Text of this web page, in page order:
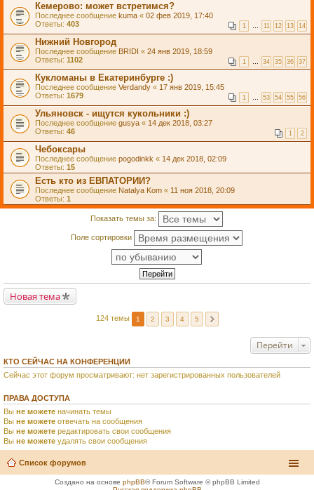
Кемерово: может встретимся?
Последнее сообщение kuma « 02 фев 2019, 17:40
Ответы: 403 1 … 11 12 13 14
Нижний Новгород
Последнее сообщение BRIDI « 24 янв 2019, 18:59
Ответы: 1102 1 … 34 35 36 37
Кукломаны в Екатеринбурге :)
Последнее сообщение Verdandy « 17 янв 2019, 15:45
Ответы: 1679 1 … 53 54 55 56
Ульяновск - ищутся кукольники :)
Последнее сообщение gusya « 14 дек 2018, 03:27
Ответы: 46 1 2
Чебоксары
Последнее сообщение pogodinkk « 14 дек 2018, 02:09
Ответы: 15
Есть кто из ЕВПАТОРИИ?
Последнее сообщение Natalya Kom « 11 ноя 2018, 20:09
Ответы: 1
Показать темы за:
Поле сортировки
Новая тема
124 темы 1 2 3 4 5
Перейти
КТО СЕЙЧАС НА КОНФЕРЕНЦИИ
Сейчас этот форум просматривают: нет зарегистрированных пользователей
ПРАВА ДОСТУПА
Вы не можете начинать темы
Вы не можете отвечать на сообщения
Вы не можете редактировать свои сообщения
Вы не можете удалять свои сообщения
Список форумов
Создано на основе phpBB® Forum Software © phpBB Limited